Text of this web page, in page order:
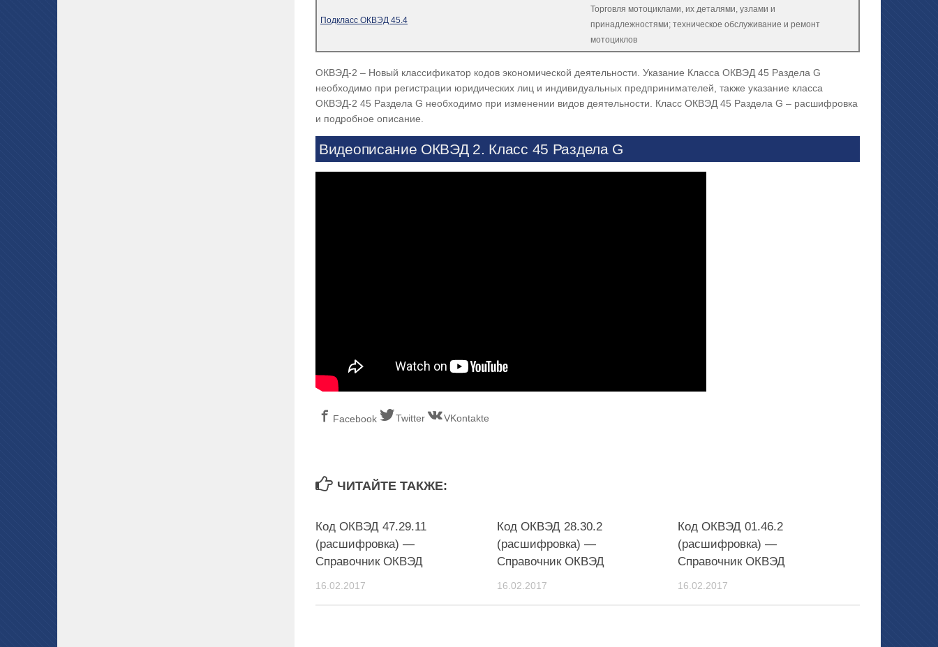
Подкласс ОКВЭД 45.4
Торговля мотоциклами, их деталями, узлами и
принадлежностями; техническое обслуживание и ремонт
мотоциклов
ОКВЭД-2 – Новый классификатор кодов экономической деятельности. Указание Класса ОКВЭД 45 Раздела G
необходимо при регистрации юридических лиц и индивидуальных предпринимателей, также указание класса
ОКВЭД-2 45 Раздела G необходимо при изменении видов деятельности. Класс ОКВЭД 45 Раздела G – расшифровка
и подробное описание.
Видеописание ОКВЭД 2. Класс 45 Раздела G
Facebook Twitter VKontakte
ЧИТАЙТЕ ТАКЖЕ:
Код ОКВЭД 47.29.11
(расшифровка) —
Справочник ОКВЭД
16.02.2017
Код ОКВЭД 28.30.2
(расшифровка) —
Справочник ОКВЭД
16.02.2017
Код ОКВЭД 01.46.2
(расшифровка) —
Справочник ОКВЭД
16.02.2017